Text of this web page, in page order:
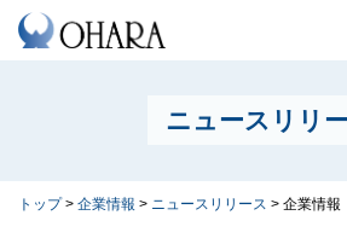
ニュースリリ
トップ> 企業情報 > ニュースリリース > 企業情報